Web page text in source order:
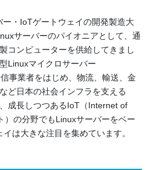
・IoTゲートウェイの開発製造大
サーバーのパイオニアとして、通
コンピューターを供給してきまし
Linuxマイクロサーバー
事業者をはじめ、物流、輸送、金
ど日本の社会インフラを支える
成長しつつあるIoT（Internet of
）の分野でもLinuxサーバーをベー
は大きな注目を集めています。